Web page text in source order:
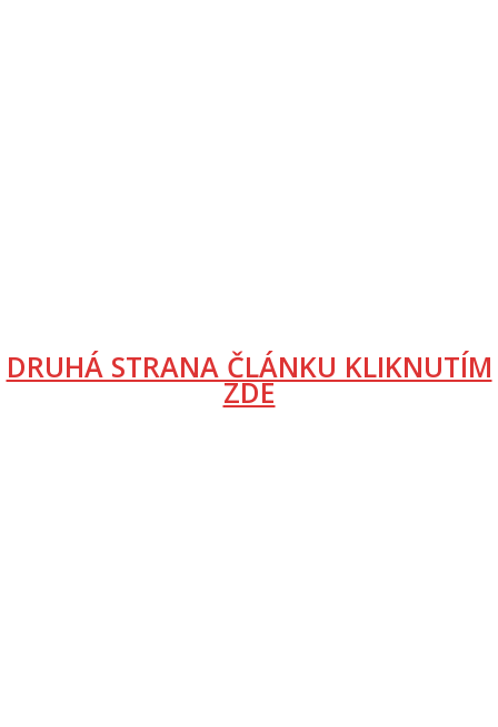
DRUHÁ STRANA ČLÁNKU KLIKNUTÍM
ZDE